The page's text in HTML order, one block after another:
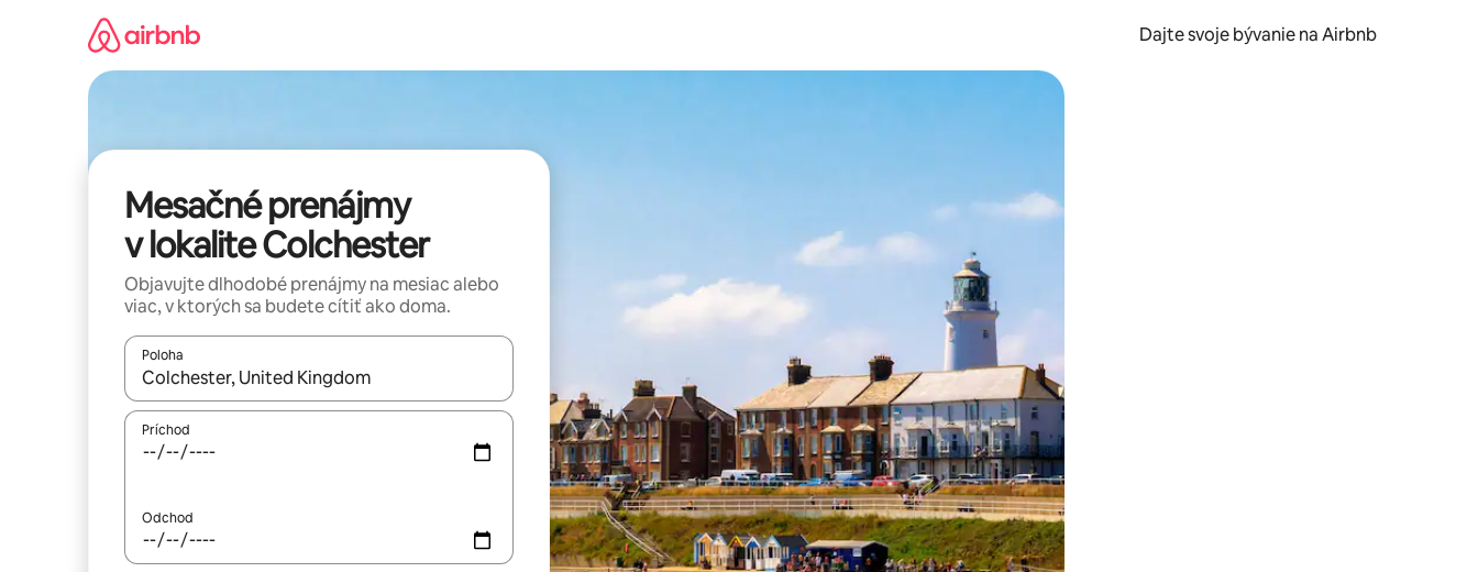
Dajte svoje bývanie na Airbnb
Mesačné prenájmy
v lokalite Colchester
Objavujte dlhodobé prenájmy na mesiac alebo
viac, v ktorých sa budete cítiť ako doma.
Poloha
Keď budú výsledky k dispozícii, môžete si ich prechádzať pomocou klávesov so šípkami nahor a nadol alebo ich preskúmať pomocou dotykových gest či potiahnutia prstom.
Príchod
Odchod